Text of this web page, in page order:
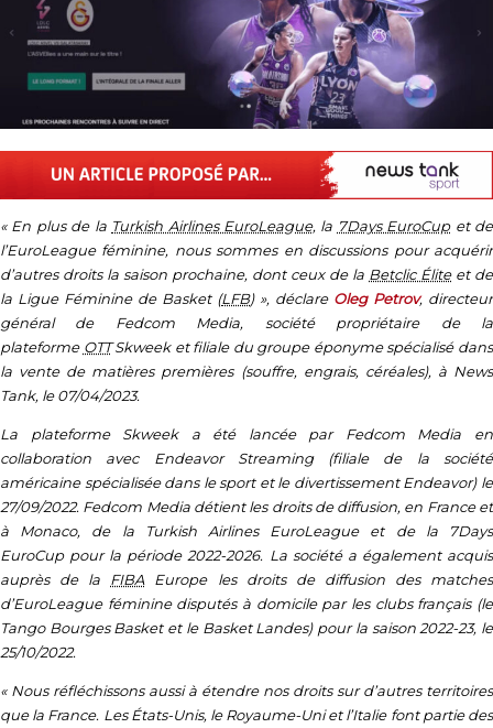
« En plus de la Turkish Airlines EuroLeague, la 7Days EuroCupet de
l’EuroLeague féminine, nous sommes en discussions pour acquérir
d’autres droits la saison prochaine, dont ceux de la Betclic Éliteet de
la Ligue Féminine de Basket (LFB) », déclare Oleg Petrov, directeur
général de Fedcom Media, société propriétaire de la
plateforme OTTSkweek et filiale du groupe éponyme spécialisé dans
la vente de matières premières (souffre, engrais, céréales), à News
Tank, le 07/04/2023.
La plateforme Skweek a été lancée par Fedcom Media en
collaboration avec Endeavor Streaming (filiale de la société
américaine spécialisée dans le sport et le divertissement Endeavor) le
27/09/2022. Fedcom Media détient les droits de diffusion, en France et
à Monaco, de la Turkish Airlines EuroLeague et de la 7Days
EuroCup pour la période 2022-2026. La société a également acquis
auprès de la FIBA Europe les droits de diffusion des matches
d’EuroLeague féminine disputés à domicile par les clubs français (le
Tango Bourges Basket et le Basket Landes) pour la saison 2022-23, le
25/10/2022.
« Nous réfléchissons aussi à étendre nos droits sur d’autres territoires
que la France. Les États-Unis, le Royaume-Uni et l’Italie font partie des